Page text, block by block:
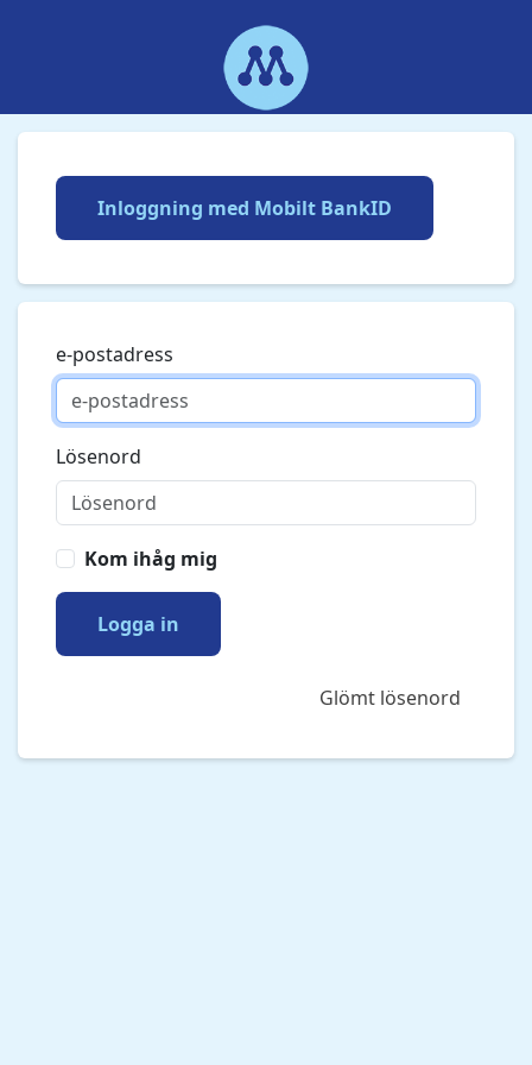
Inloggning med Mobilt BankID
e-postadress
Lösenord
Kom ihåg mig
Logga in
Glömt lösenord